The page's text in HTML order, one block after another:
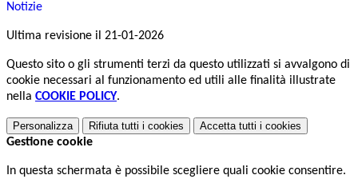
Notizie
Ultima revisione il 21-01-2026
Questo sito o gli strumenti terzi da questo utilizzati si avvalgono di
cookie necessari al funzionamento ed utili alle finalità illustrate
nella COOKIE POLICY.
Personalizza Rifiuta tutti i cookies Accetta tutti i cookies
Gestione cookie
In questa schermata è possibile scegliere quali cookie consentire.